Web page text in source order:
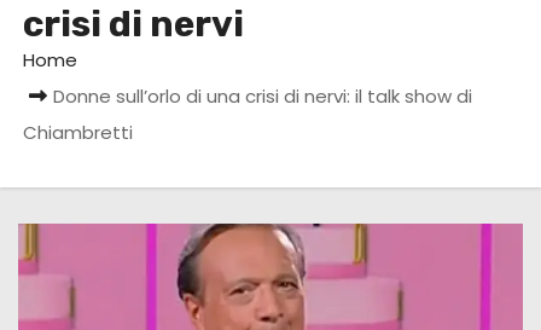
crisi di nervi
Home
Donne sull’orlo di una crisi di nervi: il talk show di
Chiambretti